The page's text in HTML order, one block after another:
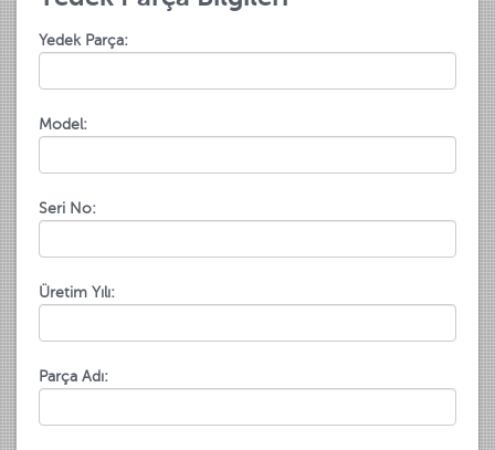
Yedek Parça:
Model:
Seri No:
Üretim Yılı:
Parça Adı: